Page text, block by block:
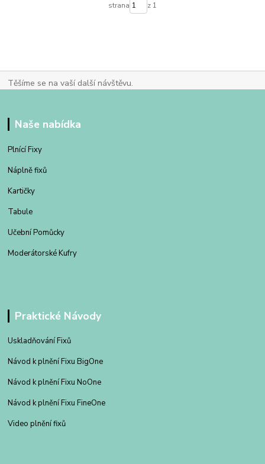
strana z 1
Těšíme se na vaší další návštěvu.
Naše nabídka
Plnící Fixy
Náplně fixů
Kartičky
Tabule
Učební Pomůcky
Moderátorské Kufry
Praktické Návody
Uskladňování Fixů
Návod k plnění Fixu BigOne
Návod k plnění Fixu NoOne
Návod k plnění Fixu FineOne
Video plnění fixů